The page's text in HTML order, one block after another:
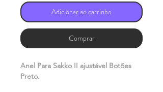
Adicionar ao carrinho
Comprar
Anel Para Sakko II ajustável Botões
Preto.